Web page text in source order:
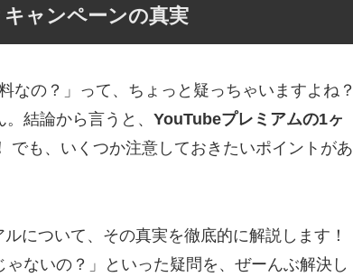
ャンペーンの真実
なの？」って、ちょっと疑っちゃいますよね？
結論から言うと、 YouTubeプレミアムの1ヶ
でも、いくつか注意しておきたいポイントがあ
について、その真実を徹底的に解説します！
ないの？」といった疑問を、ぜーんぶ解決し